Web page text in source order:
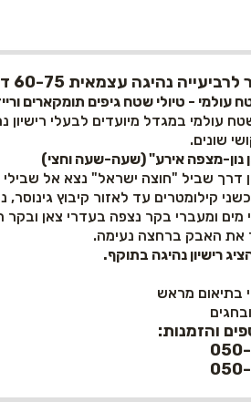
נהיגה עצמאית 60-75 דק'
עולמי - טיולי שטח גיפים תומקארים
עולמי במגדל מיועדים לבעלי רישיון
שונים.
נון-מצפה אירע" (שעה-שעה וחצי)
דרך שביל "חוצה ישראל" נצא אל
קילומטרים עד לאזור קיבוץ
מים ומעברי בקר נצפה בעדרי צאן ובקר
את האבק ברחצה נעימה.
רישיון נהיגה בתוקף.
בתיאום מראש
והזמנות: